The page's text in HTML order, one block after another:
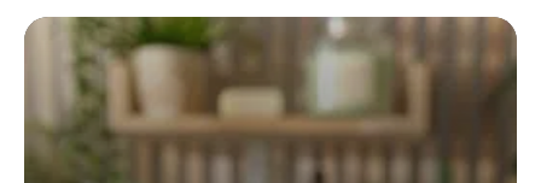
Polluée en Eau Potable.
23 août 2024